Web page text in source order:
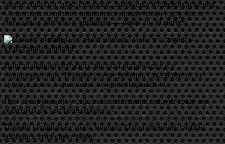
рвота, тошнота, даже судороги, лихорадка и головокружение.
Симптомы начинают появляться практически сразу после
попадания лактозы в организм — через 20-30 минут.
Иногда непереносимость лактозы встречается и у
новорожденных. В таком случае ребенок отказывается от
груди, плачет и срыгивает во время кормления.
При обнаружении у себя этих симптомов следует сразу же
обратиться к гастроэнтерологу.
Почему китайцы не пьют молоко? Отчет очевиден: чтобы
избежать этих симптомов.